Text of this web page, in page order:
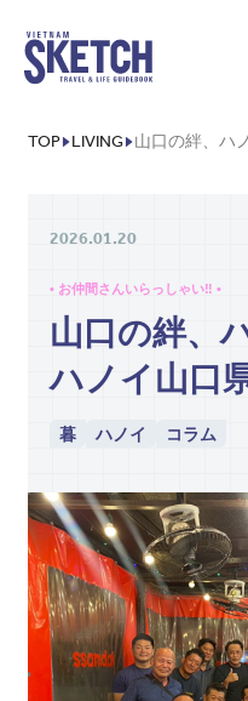
FOLLOW
TOP LIVING 山口の絆、ハ
2026.01.20
• お仲間さんいらっしゃい‼ •
山口の絆、
ハノイ山口
暮 ハノイ コラム